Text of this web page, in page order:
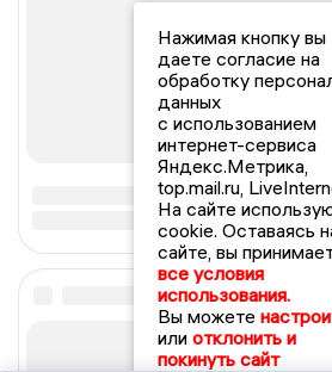
Нажимая кнопку вы
даете согласие на
обработку
данных
с использованием
интернет-сервиса
Яндекс.Метрика,
top.mail.ru,
На сайте
cookie. Оставаясь
сайте, вы
все условия
использования.
Вы можете
или отклонить и
покинуть сайт